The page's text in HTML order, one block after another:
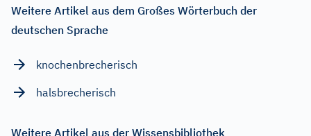
Weitere Artikel aus dem Großes Wörterbuch der
deutschen Sprache
knochenbrecherisch
halsbrecherisch
Weitere Artikel aus der Wissensbibliothek